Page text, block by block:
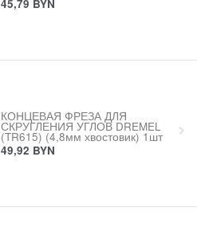
45,79 BYN
КОНЦЕВАЯ ФРЕЗА ДЛЯ
СКРУГЛЕНИЯ УГЛОВ DREMEL
(TR615) (4,8мм хвостовик) 1шт
49,92 BYN